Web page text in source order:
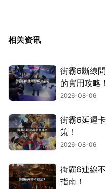
相关资讯
街霸6斷線
的實用攻略！
2026-08-06
街霸6延遲
策！
2026-08-06
街霸6連線
指南！